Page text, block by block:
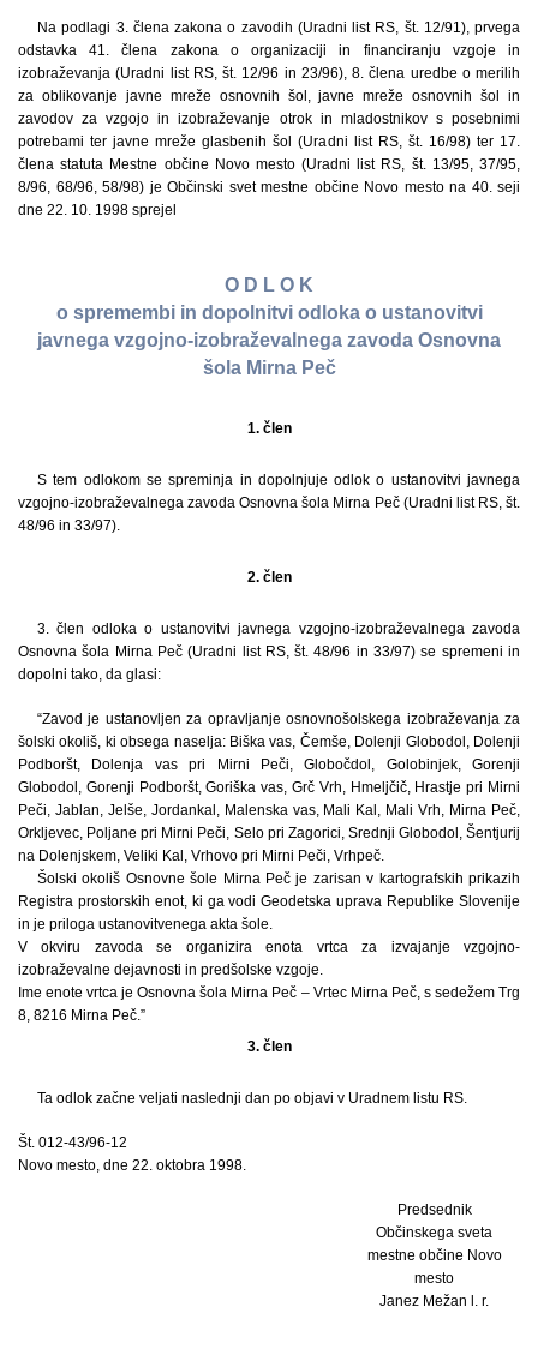
Na podlagi 3. člena zakona o zavodih (Uradni list RS, št. 12/91), prvega
odstavka 41. člena zakona o organizaciji in financiranju vzgoje in
izobraževanja (Uradni list RS, št. 12/96 in 23/96), 8. člena uredbe o merilih
za oblikovanje javne mreže osnovnih šol, javne mreže osnovnih šol in
zavodov za vzgojo in izobraževanje otrok in mladostnikov s posebnimi
potrebami ter javne mreže glasbenih šol (Uradni list RS, št. 16/98) ter 17.
člena statuta Mestne občine Novo mesto (Uradni list RS, št. 13/95, 37/95,
8/96, 68/96, 58/98) je Občinski svet mestne občine Novo mesto na 40. seji
dne 22. 10. 1998 sprejel
O D L O K
o spremembi in dopolnitvi odloka o ustanovitvi
javnega vzgojno-izobraževalnega zavoda Osnovna
šola Mirna Peč
1. člen
S tem odlokom se spreminja in dopolnjuje odlok o ustanovitvi javnega
vzgojno-izobraževalnega zavoda Osnovna šola Mirna Peč (Uradni list RS, št.
48/96 in 33/97).
2. člen
3. člen odloka o ustanovitvi javnega vzgojno-izobraževalnega zavoda
Osnovna šola Mirna Peč (Uradni list RS, št. 48/96 in 33/97) se spremeni in
dopolni tako, da glasi:
“Zavod je ustanovljen za opravljanje osnovnošolskega izobraževanja za
šolski okoliš, ki obsega naselja: Biška vas, Čemše, Dolenji Globodol, Dolenji
Podboršt, Dolenja vas pri Mirni Peči, Globočdol, Golobinjek, Gorenji
Globodol, Gorenji Podboršt, Goriška vas, Grč Vrh, Hmeljčič, Hrastje pri Mirni
Peči, Jablan, Jelše, Jordankal, Malenska vas, Mali Kal, Mali Vrh, Mirna Peč,
Orkljevec, Poljane pri Mirni Peči, Selo pri Zagorici, Srednji Globodol, Šentjurij
na Dolenjskem, Veliki Kal, Vrhovo pri Mirni Peči, Vrhpeč.
Šolski okoliš Osnovne šole Mirna Peč je zarisan v kartografskih prikazih
Registra prostorskih enot, ki ga vodi Geodetska uprava Republike Slovenije
in je priloga ustanovitvenega akta šole.
V okviru zavoda se organizira enota vrtca za izvajanje vzgojno-
izobraževalne dejavnosti in predšolske vzgoje.
Ime enote vrtca je Osnovna šola Mirna Peč – Vrtec Mirna Peč, s sedežem Trg
8, 8216 Mirna Peč.”
3. člen
Ta odlok začne veljati naslednji dan po objavi v Uradnem listu RS.
Št. 012-43/96-12
Novo mesto, dne 22. oktobra 1998.
Predsednik
Občinskega sveta
mestne občine Novo
mesto
Janez Mežan l. r.